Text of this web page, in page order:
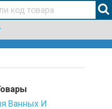
+38(067)506 44 19
Ванных И